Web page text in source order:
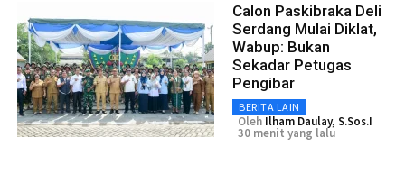
Calon Paskibraka Deli
Serdang Mulai Diklat,
Wabup: Bukan
Sekadar Petugas
Pengibar
BERITA LAIN
Oleh Ilham Daulay, S.Sos.I
30 menit yang lalu